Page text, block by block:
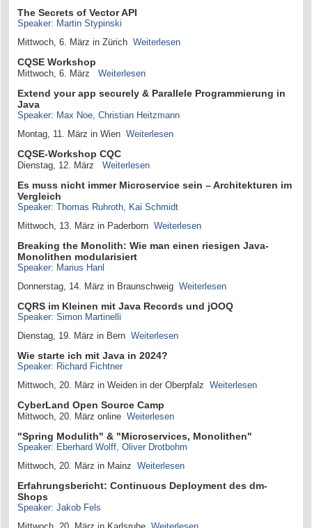
The Secrets of Vector API
Speaker: Martin Stypinski
Mittwoch, 6. März in Zürich Weiterlesen
CQSE Workshop
Mittwoch, 6. März Weiterlesen
Extend your app securely & Parallele Programmierung in
Java
Speaker: Max Noe, Christian Heitzmann
Montag, 11. März in Wien Weiterlesen
CQSE-Workshop CQC
Dienstag, 12. März Weiterlesen
Es muss nicht immer Microservice sein – Architekturen im
Vergleich
Speaker: Thomas Ruhroth, Kai Schmidt
Mittwoch, 13. März in Paderborn Weiterlesen
Breaking the Monolith: Wie man einen riesigen Java-
Monolithen modularisiert
Speaker: Marius Hanl
Donnerstag, 14. März in Braunschweig Weiterlesen
CQRS im Kleinen mit Java Records und jOOQ
Speaker: Simon Martinelli
Dienstag, 19. März in Bern Weiterlesen
Wie starte ich mit Java in 2024?
Speaker: Richard Fichtner
Mittwoch, 20. März in Weiden in der Oberpfalz Weiterlesen
CyberLand Open Source Camp
Mittwoch, 20. März online Weiterlesen
"Spring Modulith" & "Microservices, Monolithen"
Speaker: Eberhard Wolff, Oliver Drotbohm
Mittwoch, 20. März in Mainz Weiterlesen
Erfahrungsbericht: Continuous Deployment des dm-
Shops
Speaker: Jakob Fels